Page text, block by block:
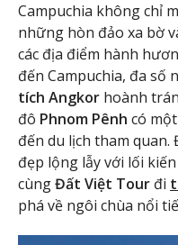
Campuchia không chỉ
những hòn đảo xa bờ
các địa điểm hành
đến Campuchia, đa số
tích Angkor hoành
đô Phnom Pênh có
đến du lịch tham quan.
đẹp lộng lẫy với lối
cùngĐất Việt Tour đi
phá về ngôi chùa nổi